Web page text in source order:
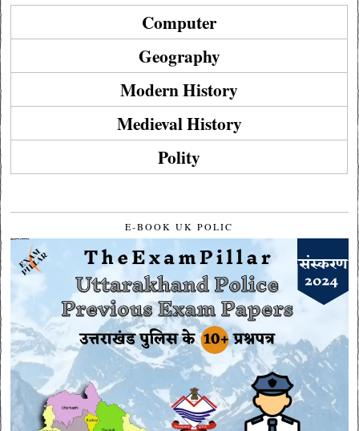
Computer
Geography
Modern History
Medieval History
Polity
E-BOOK UK POLIC